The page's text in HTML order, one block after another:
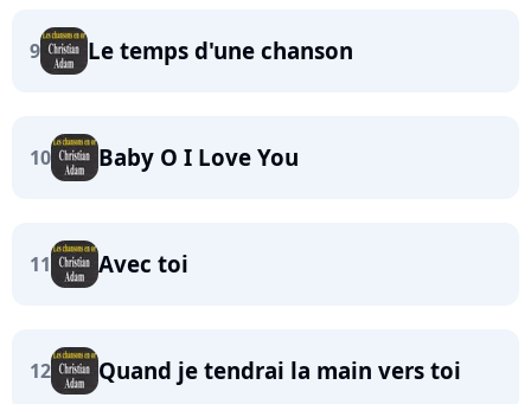
9 Le temps d'une chanson
10 Baby O I Love You
11 Avec toi
12 Quand je tendrai la main vers toi